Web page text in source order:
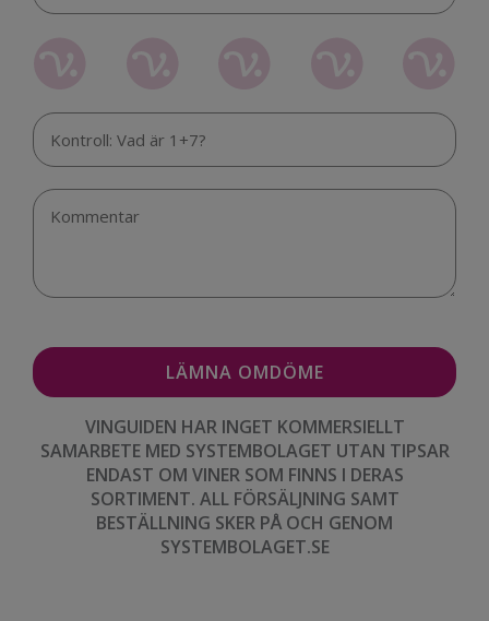
VINGUIDEN HAR INGET KOMMERSIELLT
SAMARBETE MED SYSTEMBOLAGET UTAN TIPSAR
ENDAST OM VINER SOM FINNS I DERAS
SORTIMENT. ALL FÖRSÄLJNING SAMT
BESTÄLLNING SKER PÅ OCH GENOM
SYSTEMBOLAGET.SE